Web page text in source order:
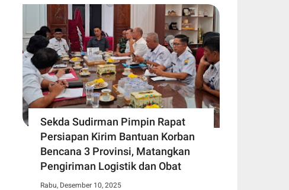
Sekda Sudirman Pimpin Rapat
Persiapan Kirim Bantuan Korban
Bencana 3 Provinsi, Matangkan
Pengiriman Logistik dan Obat
Rabu, Desember 10, 2025